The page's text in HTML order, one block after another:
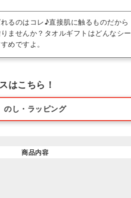
るのはコレ♪直接肌に触るものだから
ませんか？タオルギフトはどんなシー
めですよ。
はこちら！
のし・ラッピング
商品内容